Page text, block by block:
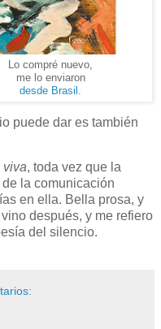
Lo compré nuevo,
me lo enviaron
desde Brasil
puede dar es también
viva, toda vez que la
la comunicación
en ella. Bella prosa, y
después, y me refiero
del silencio.